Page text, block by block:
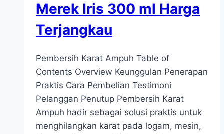
Merek Iris 300 ml Harga
Terjangkau
Pembersih Karat Ampuh Table of
Contents Overview Keunggulan Penerapan
Praktis Cara Pembelian Testimoni
Pelanggan Penutup Pembersih Karat
Ampuh hadir sebagai solusi praktis untuk
menghilangkan karat pada logam, mesin,